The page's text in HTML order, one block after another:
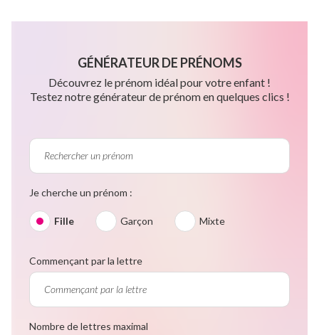
GÉNÉRATEUR DE PRÉNOMS
Découvrez le prénom idéal pour votre enfant !
Testez notre générateur de prénom en quelques clics !
Je cherche un prénom :
Fille Garçon Mixte
Commençant par la lettre
Nombre de lettres maximal